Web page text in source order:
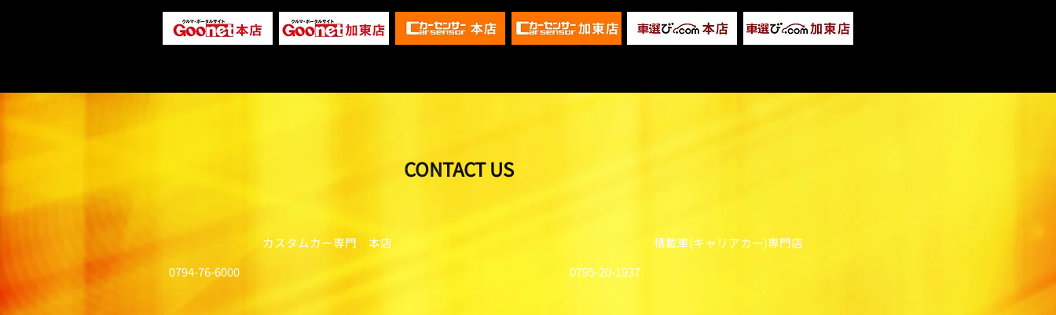
積載車(キャリアカー)専門店
0795-20-1937
カスタムカー専門 本店
0794-76-6000
CONTACT US